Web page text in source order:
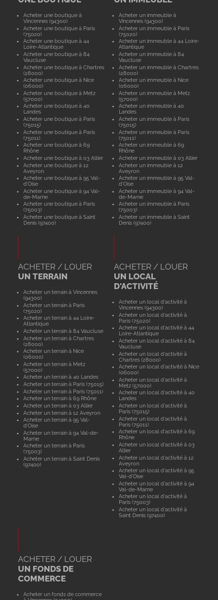
Acheter une boutique à
Vincennes (94300)
Acheter une boutique à Paris
(75020)
Acheter une boutique à 44
Loire-Atlantique
Acheter une boutique à 84
Vaucluse
Acheter une boutique à Chartres
(28000)
Acheter une boutique à Nice
(06000)
Acheter une boutique à Metz
(57000)
Acheter une boutique à 40
Landes
Acheter une boutique à Paris
(75015)
Acheter une boutique à Paris
(75011)
Acheter une boutique à 69
Rhône
Acheter une boutique à 03 Allier
Acheter une boutique à 12
Aveyron
Acheter une boutique à 95 Val-
d'Oise
Acheter une boutique à 94 Val-
de-Marne
Acheter une boutique à Paris
(75003)
Acheter une boutique à Saint
Denis (97400)
Acheter un immeuble à
Vincennes (94300)
Acheter un immeuble à Paris
(75020)
Acheter un immeuble à 44 Loire-
Atlantique
Acheter un immeuble à 84
Vaucluse
Acheter un immeuble à Chartres
(28000)
Acheter un immeuble à Nice
(06000)
Acheter un immeuble à Metz
(57000)
Acheter un immeuble à 40
Landes
Acheter un immeuble à Paris
(75015)
Acheter un immeuble à Paris
(75011)
Acheter un immeuble à 69
Rhône
Acheter un immeuble à 03 Allier
Acheter un immeuble à 12
Aveyron
Acheter un immeuble à 95 Val-
d'Oise
Acheter un immeuble à 94 Val-
de-Marne
Acheter un immeuble à Paris
(75003)
Acheter un immeuble à Saint
Denis (97400)
ACHETER / LOUER
UN TERRAIN
Acheter un terrain à Vincennes
(94300)
Acheter un terrain à Paris
(75020)
Acheter un terrain à 44 Loire-
Atlantique
Acheter un terrain à 84 Vaucluse
Acheter un terrain à Chartres
(28000)
Acheter un terrain à Nice
(06000)
Acheter un terrain à Metz
(57000)
Acheter un terrain à 40 Landes
Acheter un terrain à Paris (75015)
Acheter un terrain à Paris (75011)
Acheter un terrain à 69 Rhône
Acheter un terrain à 03 Allier
Acheter un terrain à 12 Aveyron
Acheter un terrain à 95 Val-
d'Oise
Acheter un terrain à 94 Val-de-
Marne
Acheter un terrain à Paris
(75003)
Acheter un terrain à Saint Denis
(97400)
ACHETER / LOUER
UN LOCAL
D'ACTIVITÉ
Acheter un local d'activité à
Vincennes (94300)
Acheter un local d'activité à
Paris (75020)
Acheter un local d'activité à 44
Loire-Atlantique
Acheter un local d'activité à 84
Vaucluse
Acheter un local d'activité à
Chartres (28000)
Acheter un local d'activité à Nice
(06000)
Acheter un local d'activité à
Metz (57000)
Acheter un local d'activité à 40
Landes
Acheter un local d'activité à
Paris (75015)
Acheter un local d'activité à
Paris (75011)
Acheter un local d'activité à 69
Rhône
Acheter un local d'activité à 03
Allier
Acheter un local d'activité à 12
Aveyron
Acheter un local d'activité à 95
Val-d'Oise
Acheter un local d'activité à 94
Val-de-Marne
Acheter un local d'activité à
Paris (75003)
Acheter un local d'activité à
Saint Denis (97400)
ACHETER / LOUER
UN FONDS DE
COMMERCE
Acheter un fonds de commerce